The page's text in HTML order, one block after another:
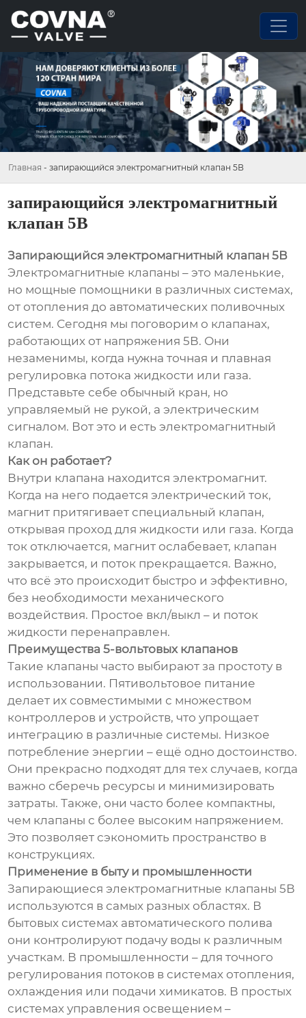
Главная - запирающийся электромагнитный клапан 5В
запирающийся электромагнитный
клапан 5В
Запирающийся электромагнитный клапан 5В
Электромагнитные клапаны – это маленькие,
но мощные помощники в различных системах,
от отопления до автоматических поливочных
систем. Сегодня мы поговорим о клапанах,
работающих от напряжения 5В. Они
незаменимы, когда нужна точная и плавная
регулировка потока жидкости или газа.
Представьте себе обычный кран, но
управляемый не рукой, а электрическим
сигналом. Вот это и есть электромагнитный
клапан.
Как он работает?
Внутри клапана находится электромагнит.
Когда на него подается электрический ток,
магнит притягивает специальный клапан,
открывая проход для жидкости или газа. Когда
ток отключается, магнит ослабевает, клапан
закрывается, и поток прекращается. Важно,
что всё это происходит быстро и эффективно,
без необходимости механического
воздействия. Простое вкл/выкл – и поток
жидкости перенаправлен.
Преимущества 5-вольтовых клапанов
Такие клапаны часто выбирают за простоту в
использовании. Пятивольтовое питание
делает их совместимыми с множеством
контроллеров и устройств, что упрощает
интеграцию в различные системы. Низкое
потребление энергии – ещё одно достоинство.
Они прекрасно подходят для тех случаев, когда
важно сберечь ресурсы и минимизировать
затраты. Также, они часто более компактны,
чем клапаны с более высоким напряжением.
Это позволяет сэкономить пространство в
конструкциях.
Применение в быту и промышленности
Запирающиеся электромагнитные клапаны 5В
используются в самых разных областях. В
бытовых системах автоматического полива
они контролируют подачу воды к различным
участкам. В промышленности – для точного
регулирования потоков в системах отопления,
охлаждения или подачи химикатов. В простых
системах управления освещением –